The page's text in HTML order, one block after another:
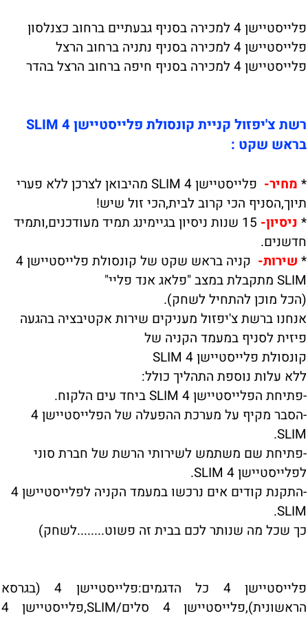
פלייסטיישן 4 למכירה בסניף גבעתיים ברחוב כצנלסון
פלייסטיישן 4 למכירה בסניף נתניה ברחוב הרצל
פלייסטיישן 4 למכירה בסניף חיפה ברחוב הרצל בהדר
רשת צ'יפזול קניית קונסולת פלייסטיישן 4 SLIM
בראש שקט :
* מחיר-
פלייסטיישן 4 SLIM מהיבואן לצרכן ללא פערי
תיוך,הסניף הכי קרוב לבית,הכי זול שיש!
* ניסיון-
15 שנות ניסיון בגיימינג תמיד מעודכנים,ותמיד
חדשנים.
* שירות-
קניה בראש שקט של קונסולת פלייסטיישן 4
SLIM מתקבלת במצב "פלאג אנד פליי"
(הכל מוכן להתחיל לשחק).
אנחנו ברשת צ'יפזול מעניקים שירות אקטיבציה בהגעה
פיזית לסניף במעמד הקניה של
קונסולת פלייסטיישן 4 SLIM
ללא עלות נוספת התהליך כולל:
-פתיחת הפלייסטיישן 4 SLIM ביחד עים הלקוח.
-הסבר מקיף על מערכת ההפעלה של הפלייסטיישן 4
SLIM.
-פתיחת שם משתמש לשירותי הרשת של חברת סוני
לפלייסטיישן 4 SLIM.
-התקנת קודים אים נרכשו במעמד הקניה לפלייסטיישן 4
SLIM.
כך שכל מה שנותר לכם בבית זה פשוט........לשחק)
פלייסטיישן 4 כל הדגמים:פלייסטיישן 4 (בגרסא
הראשונית),פלייסטיישן 4 סלים/SLIM,פלייסטיישן 4